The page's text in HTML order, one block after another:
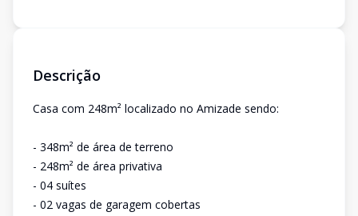
Descrição
Casa com 248m² localizado no Amizade sendo:
- 348m² de área de terreno
- 248m² de área privativa
- 04 suítes
- 02 vagas de garagem cobertas